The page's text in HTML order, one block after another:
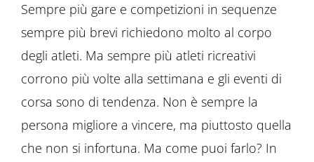
Sempre più gare e competizioni in sequenze
sempre più brevi richiedono molto al corpo
degli atleti. Ma sempre più atleti ricreativi
corrono più volte alla settimana e gli eventi di
corsa sono di tendenza. Non è sempre la
persona migliore a vincere, ma piuttosto quella
che non si infortuna. Ma come puoi farlo? In